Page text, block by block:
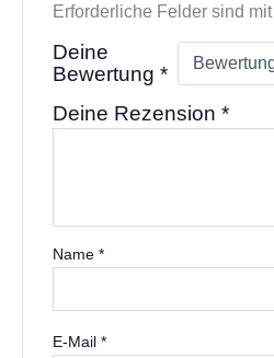
Erforderliche Felder sind mit
Deine
Bewertung *
Deine Rezension *
Name *
E-Mail *